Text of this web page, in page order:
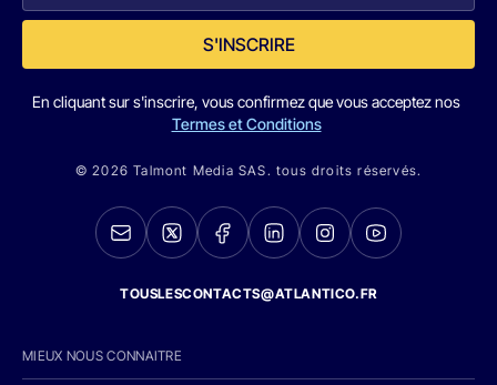
S'INSCRIRE
En cliquant sur s'inscrire, vous confirmez que vous acceptez nos
Termes et Conditions
© 2026 Talmont Media SAS. tous droits réservés.
TOUSLESCONTACTS@ATLANTICO.FR
MIEUX NOUS CONNAITRE